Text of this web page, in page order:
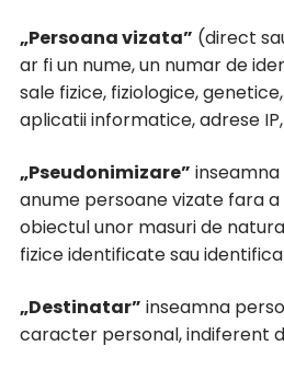
„Persoana vizata” (direct
ar fi un nume, un numar de
sale fizice, fiziologice,
aplicatii informatice, adrese
„Pseudonimizare”
anume persoane vizate fara
obiectul unor masuri de
fizice identificate sau
„Destinatar” inseamna
caracter personal, indiferent